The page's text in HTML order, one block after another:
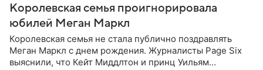
Королевская семья проигнорировала
юбилей Меган Маркл
Королевская семья не стала публично поздравлять
Меган Маркл с днем рождения. Журналисты Page Six
выяснили, что Кейт Миддлтон и принц Уильям